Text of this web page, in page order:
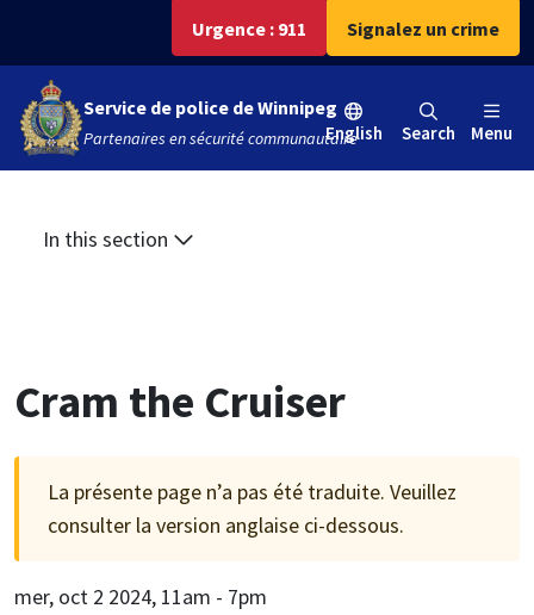
contenu
principal
main
menu
footer
Urgence : 911 Signalez un crime
Service de police de Winnipeg
Partenaires en sécurité communautaire
English Search Menu
In this section
Cram the Cruiser
La présente page n’a pas été traduite. Veuillez
consulter la version anglaise ci-dessous.
mer, oct 2 2024, 11am - 7pm